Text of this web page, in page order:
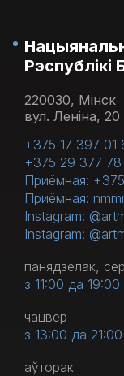
Рэспублікі
220030, Мінск
вул. Леніна, 20
+375 17 397 01
+375 29 377 78
Приёмная:
Приёмная:
Instagram:
Instagram:
панядзелак,
з 11:00 да 19:00
чацвер
з 13:00 да 21:00
аўторак